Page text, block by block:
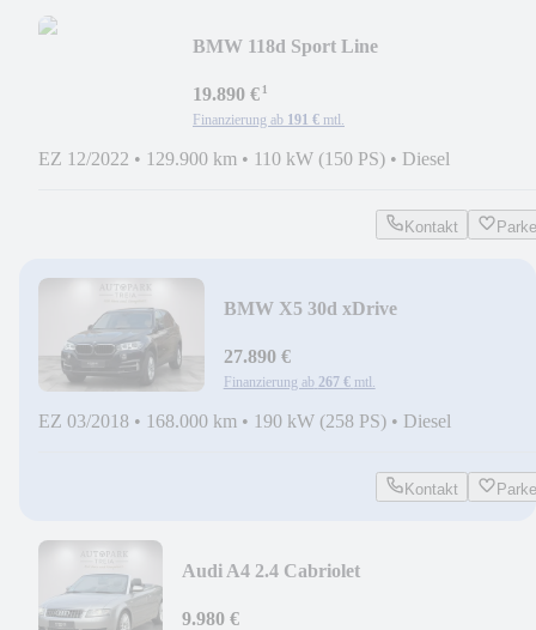
BMW 118d Sport Line
19.890 €¹
Finanzierung ab 191 € mtl.
EZ 12/2022 • 129.900 km • 110 kW (150 PS) • Diesel
Kontakt
BMW X5 30d xDrive
ENTERTAINMENT|PANO
27.890 €
Finanzierung ab 267 € mtl.
EZ 03/2018 • 168.000 km • 190 kW (258 PS) • Diesel
Kontakt
Audi A4 2.4 Cabriolet
9.980 €